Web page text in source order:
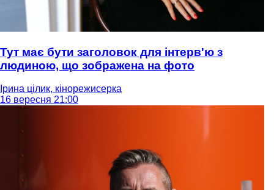
Тут має бути заголовок для інтерв'ю з
людиною, що зображена на фото
Ірина цілик, кінорежисерка
16 вересня 21:00